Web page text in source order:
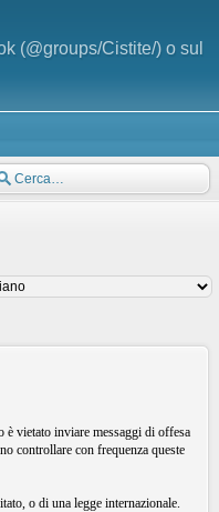
(@groups/Cistite/) o sul
vietato inviare messaggi di offesa
controllare con frequenza queste
o di una legge internazionale.